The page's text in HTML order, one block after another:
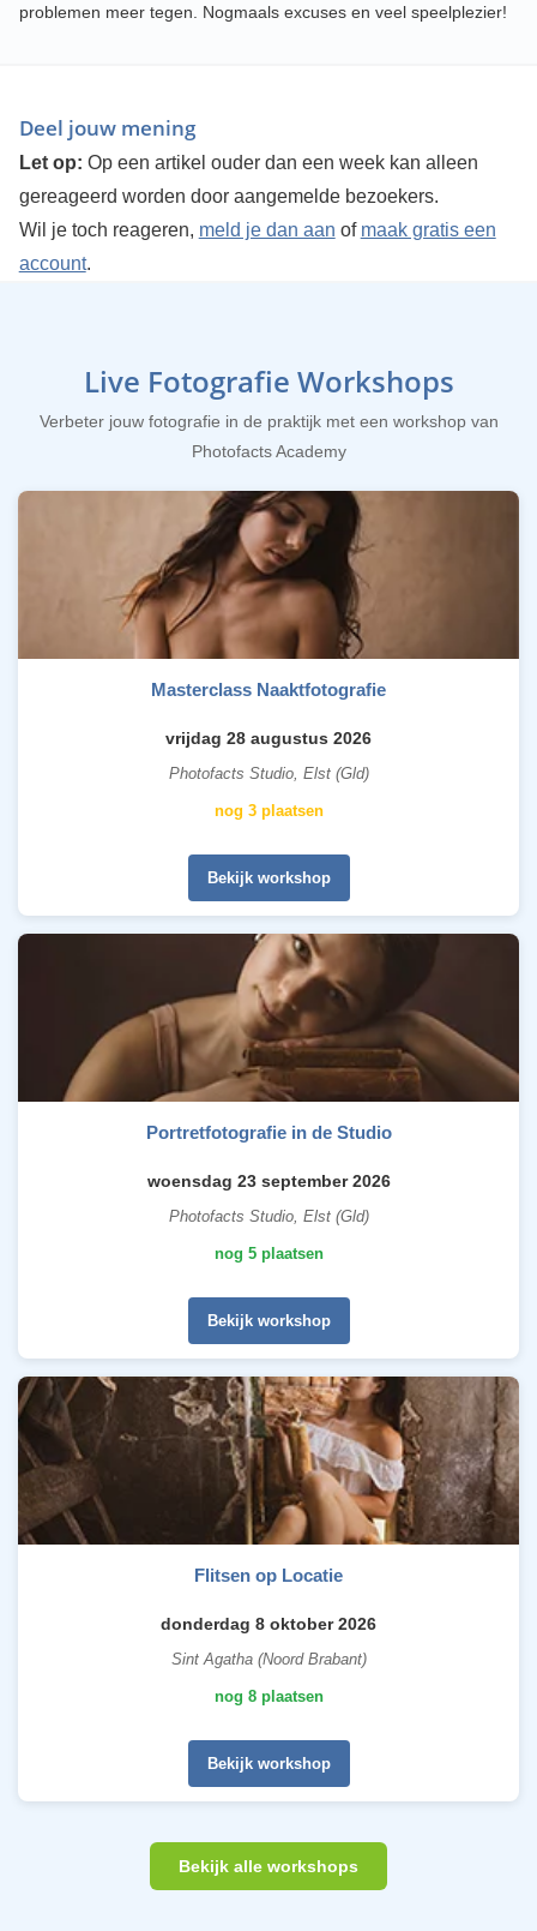
problemen meer tegen. Nogmaals excuses en veel speelplezier!
Deel jouw mening
Let op: Op een artikel ouder dan een week kan alleen
gereageerd worden door aangemelde bezoekers.
Wil je toch reageren, meld je dan aan of maak gratis een
account.
Live Fotografie Workshops
Verbeter jouw fotografie in de praktijk met een workshop van
Photofacts Academy
Masterclass Naaktfotografie
vrijdag 28 augustus 2026
Photofacts Studio, Elst (Gld)
nog 3 plaatsen
Bekijk workshop
Portretfotografie in de Studio
woensdag 23 september 2026
Photofacts Studio, Elst (Gld)
nog 5 plaatsen
Bekijk workshop
Flitsen op Locatie
donderdag 8 oktober 2026
Sint Agatha (Noord Brabant)
nog 8 plaatsen
Bekijk workshop
Bekijk alle workshops